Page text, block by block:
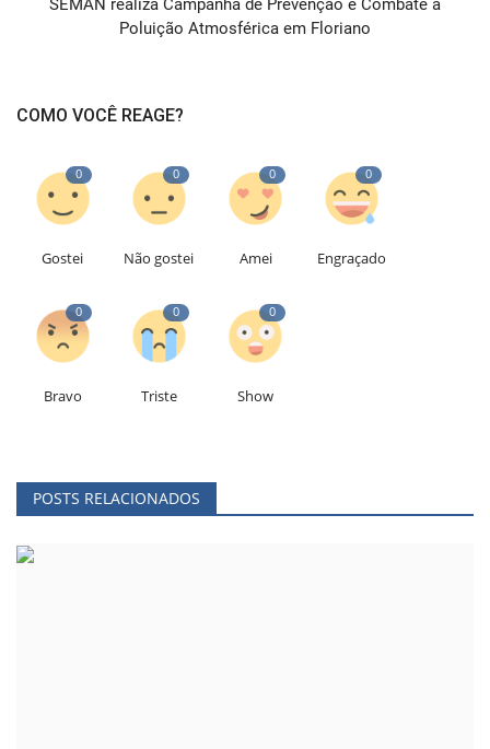
SEMAN realiza Campanha de Prevenção e Combate à
Poluição Atmosférica em Floriano
COMO VOCÊ REAGE?
0
Gostei
0
Não gostei
0
Amei
0
Engraçado
0
Bravo
0
Triste
0
Show
POSTS RELACIONADOS